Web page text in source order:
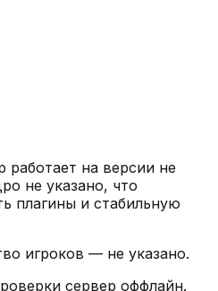
работает на версии не
не указано, что
плагины и стабильную
игроков — не указано.
сервер оффлайн.